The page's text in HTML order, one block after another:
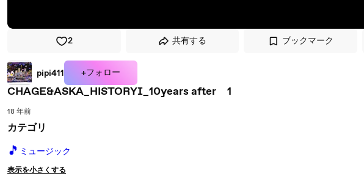
2 共有する ブックマーク
pipi411 +フォロー
CHAGE&ASKA_HISTORYⅠ_10years after 1
18 年前
カテゴリ
🎵 ミュージック
表示を小さくする